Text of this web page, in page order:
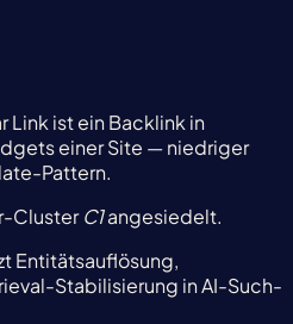
Link ist ein Backlink in
einer Site — niedriger
Pattern.
ClusterC1angesiedelt.
Entitätsauflösung,
Stabilisierung in AI-Such-